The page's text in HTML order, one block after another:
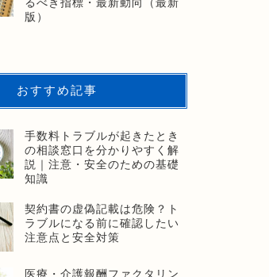
るべき指標・最新動向（最新
版）
おすすめ記事
手数料トラブルが起きたとき
の相談窓口を分かりやすく解
説｜注意・安全のための基礎
知識
契約書の虚偽記載は危険？ト
ラブルになる前に確認したい
注意点と安全対策
医療・介護報酬ファクタリン